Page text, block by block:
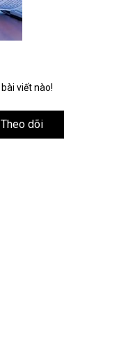
Theo dõi